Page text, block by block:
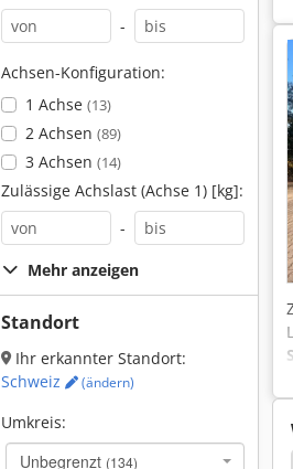
-
Achsen-Konfiguration:
1 Achse (13)
2 Achsen (89)
3 Achsen (14)
Zulässige Achslast (Achse 1) [kg]:
-
Mehr anzeigen
Standort
Ihr erkannter Standort:
Schweiz
(ändern)
Umkreis:
Unbegrenzt (134)